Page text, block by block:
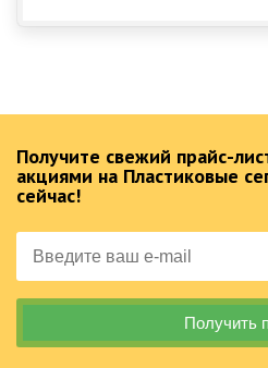
Получите свежий прайс-
акциями на Пластиковые
сейчас!